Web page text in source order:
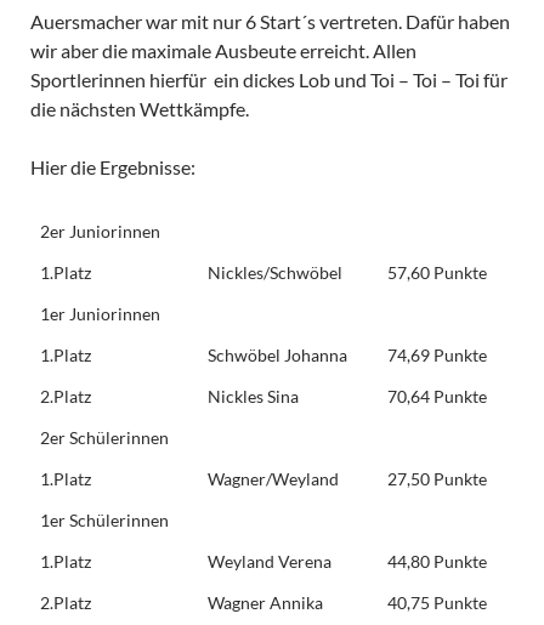
Auersmacher war mit nur 6 Start´s vertreten. Dafür haben
wir aber die maximale Ausbeute erreicht. Allen
Sportlerinnen hierfür ein dickes Lob und Toi – Toi – Toi für
die nächsten Wettkämpfe.
Hier die Ergebnisse:
2er Juniorinnen
1.Platz
Nickles/Schwöbel
57,60 Punkte
1er Juniorinnen
1.Platz
Schwöbel Johanna
74,69 Punkte
2.Platz
Nickles Sina
70,64 Punkte
2er Schülerinnen
1.Platz
Wagner/Weyland
27,50 Punkte
1er Schülerinnen
1.Platz
Weyland Verena
44,80 Punkte
2.Platz
Wagner Annika 40,75 Punkte